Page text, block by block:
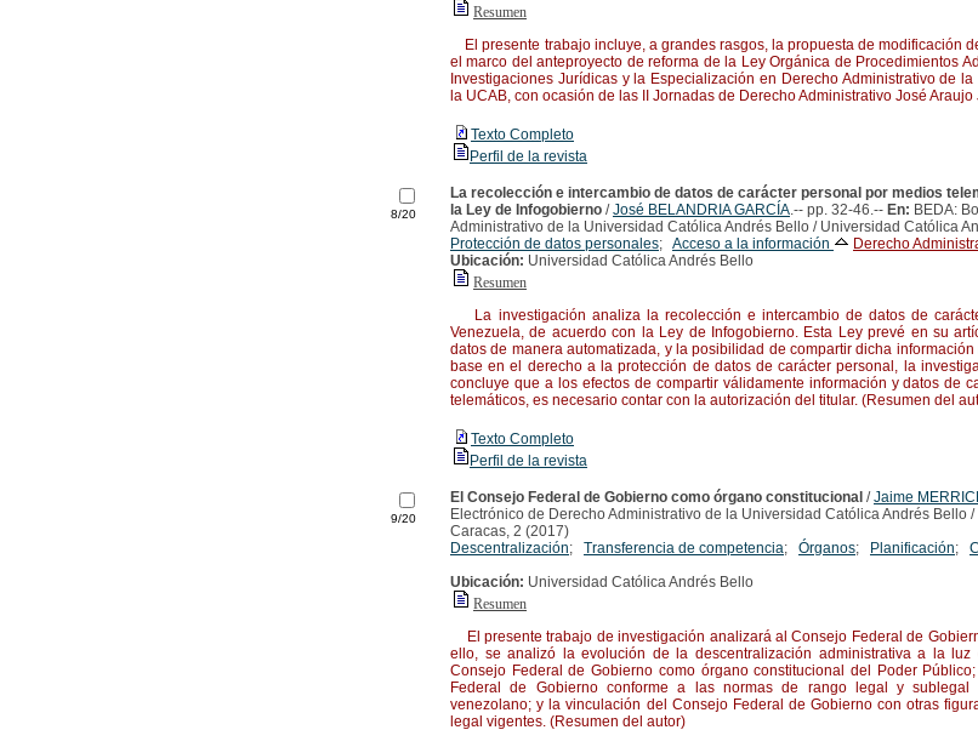
Resumen
El presente trabajo incluye, a grandes rasgos, la propuesta de modificación
el marco del anteproyecto de reforma de la Ley Orgánica de Procedimientos
Investigaciones Jurídicas y la Especialización en Derecho Administrativo de
la UCAB, con ocasión de las II Jornadas de Derecho Administrativo José
Texto Completo
Perfil de la revista
8/20
La recolección e intercambio de datos de carácter personal por medios
la Ley de Infogobierno /José BELANDRIA GARCÍA.-- pp. 32-46.-- En: BEDA:
Administrativo de la Universidad Católica Andrés Bello / Universidad Católica
Protección de datos personales; Acceso a la información
Derecho
Ubicación: Universidad Católica Andrés Bello
Resumen
La investigación analiza la recolección e intercambio de datos de
Venezuela, de acuerdo con la Ley de Infogobierno. Esta Ley prevé en su
datos de manera automatizada, y la posibilidad de compartir dicha
base en el derecho a la protección de datos de carácter personal, la
concluye que a los efectos de compartir válidamente información y datos de
telemáticos, es necesario contar con la autorización del titular. (Resumen del
Texto Completo
Perfil de la revista
9/20
El Consejo Federal de Gobierno como órgano constitucional /Jaime
Electrónico de Derecho Administrativo de la Universidad Católica Andrés Bello
Caracas, 2 (2017)
Descentralización; Transferencia de competencia; Órganos; Planificación;
Ubicación: Universidad Católica Andrés Bello
Resumen
El presente trabajo de investigación analizará al Consejo Federal de
ello, se analizó la evolución de la descentralización administrativa a la luz
Consejo Federal de Gobierno como órgano constitucional del Poder
Federal de Gobierno conforme a las normas de rango legal y sublegal
venezolano; y la vinculación del Consejo Federal de Gobierno con otras
legal vigentes. (Resumen del autor)